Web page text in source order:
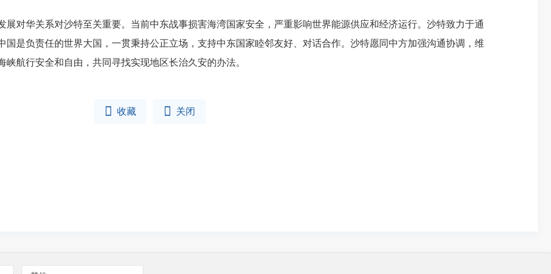
华关系对沙特至关重要。当前中东战事损害海湾国家安全，严重影响世界能源供应和经济运行。沙特致力于通
国是负责任的世界大国，一贯秉持公正立场，支持中东国家睦邻友好、对话合作。沙特愿同中方加强沟通协调，维
航行安全和自由，共同寻找实现地区长治久安的办法。
 收藏  关闭